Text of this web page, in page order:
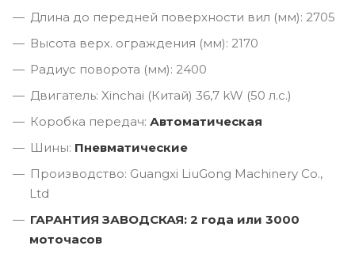
Длина до передней поверхности вил (мм): 2705
Высота верх. ограждения (мм): 2170
Радиус поворота (мм): 2400
Двигатель: Xinchai (Китай) 36,7 kW (50 л.с.)
Коробка передач: Автоматическая
Шины: Пневматические
Производство: Guangxi LiuGong Machinery Co.,
Ltd
ГАРАНТИЯ ЗАВОДСКАЯ: 2 года или 3000
моточасов